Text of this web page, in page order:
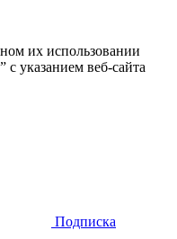
их использовании
указанием веб-сайта
Подписка